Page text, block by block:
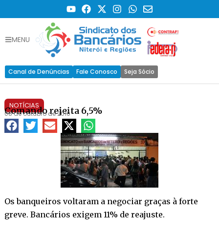
MENU
Canal de Denúncias Fale Conosco Seja Sócio
NOTÍCIAS
Comando rejeita 6,5%
08 de outubro de 2010
Os banqueiros voltaram a negociar graças à forte
greve. Bancários exigem 11% de reajuste.